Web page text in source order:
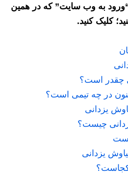
“ورود به وب سایت” که در همین
کلیک کنید.
چقدر است؟
در چه تیمی است؟
یزدانی
چیست؟
یزدانی